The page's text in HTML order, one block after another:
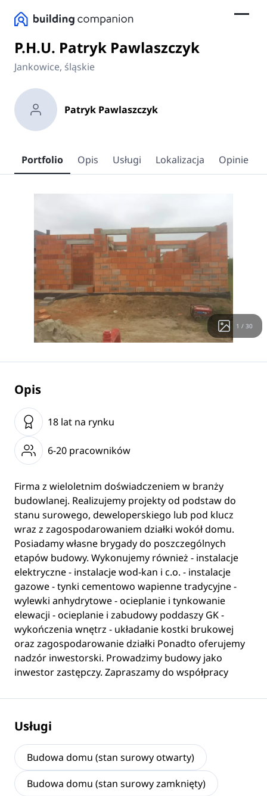
P.H.U. Patryk Pawlaszczyk
Jankowice, śląskie
Patryk Pawlaszczyk
Portfolio Opis Usługi Lokalizacja Opinie
1 / 30
Opis
18 lat na rynku
6-20 pracowników
Firma z wieloletnim doświadczeniem w branży
budowlanej. Realizujemy projekty od podstaw do
stanu surowego, deweloperskiego lub pod klucz
wraz z zagospodarowaniem działki wokół domu.
Posiadamy własne brygady do poszczególnych
etapów budowy. Wykonujemy również - instalacje
elektryczne - instalacje wod-kan i c.o. - instalacje
gazowe - tynki cementowo wapienne tradycyjne -
wylewki anhydrytowe - ocieplanie i tynkowanie
elewacji - ocieplanie i zabudowy poddaszy GK -
wykończenia wnętrz - układanie kostki brukowej
oraz zagospodarowanie działki Ponadto oferujemy
nadzór inwestorski. Prowadzimy budowy jako
inwestor zastępczy. Zapraszamy do współpracy
Usługi
Budowa domu (stan surowy otwarty)
Budowa domu (stan surowy zamknięty)